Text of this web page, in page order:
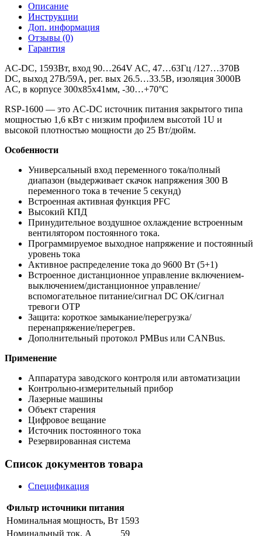
Описание
Инструкции
Доп. информация
Отзывы (0)
Гарантия
AC-DC, 1593Вт, вход 90…264V AC, 47…63Гц /127…370В
DC, выход 27В/59A, рег. вых 26.5…33.5В, изоляция 3000В
AC, в корпусе 300х85х41мм, -30…+70°С
RSP-1600 — это AC-DC источник питания закрытого типа
мощностью 1,6 кВт с низким профилем высотой 1U и
высокой плотностью мощности до 25 Вт/дюйм.
Особенности
Универсальный вход переменного тока/полный
диапазон (выдерживает скачок напряжения 300 В
переменного тока в течение 5 секунд)
Встроенная активная функция PFC
Высокий КПД
Принудительное воздушное охлаждение встроенным
вентилятором постоянного тока.
Программируемое выходное напряжение и постоянный
уровень тока
Активное распределение тока до 9600 Вт (5+1)
Встроенное дистанционное управление включением-
выключением/дистанционное управление/
вспомогательное питание/сигнал DC OK/сигнал
тревоги OTP
Защита: короткое замыкание/перегрузка/
перенапряжение/перегрев.
Дополнительный протокол PMBus или CANBus.
Применение
Аппаратура заводского контроля или автоматизации
Контрольно-измерительный прибор
Лазерные машины
Объект старения
Цифровое вещание
Источник постоянного тока
Резервированная система
Список документов товара
Спецификация
Фильтр источники питания
Номинальная мощность, Вт 1593
Номинальный ток, A
59